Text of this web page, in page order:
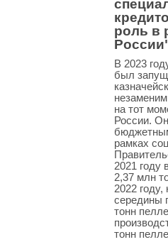
роль в
В 2023
был
на тот
России.
рамках
2021 году
2,37 млн
2022
середины
тонн
тонн